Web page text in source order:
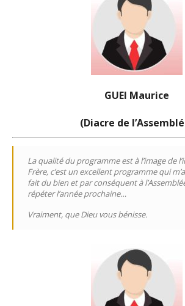
GUEI Maurice
(Diacre de
La qualité du programme est à l’image de
Frère, c’est un excellent programme qui
fait du bien et par conséquent à
répéter l’année prochaine…
Vraiment, que Dieu vous bénisse.